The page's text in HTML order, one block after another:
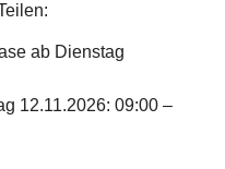
ab Dienstag
12.11.2026: 09:00 –